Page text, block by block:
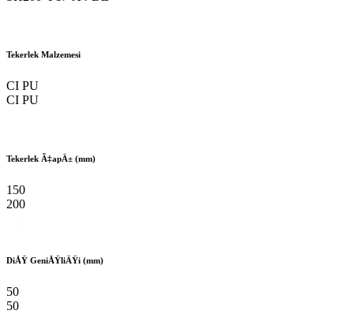
Tekerlek Malzemesi
CI PU
CI PU
Tekerlek Ã‡apÄ± (mm)
150
200
DiÅŸ GeniÅŸliÄŸi (mm)
50
50